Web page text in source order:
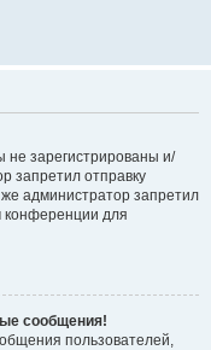
зарегистрированы и/
запретил отправку
администратор запретил
конференции для
сообщения!
пользователей,